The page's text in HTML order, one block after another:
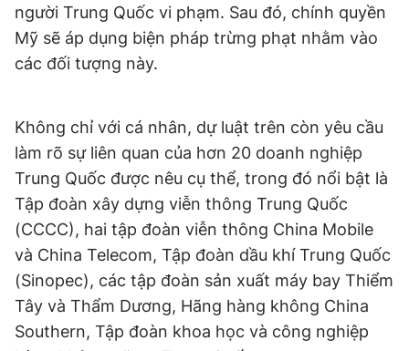
người Trung Quốc vi phạm. Sau đó, chính quyền
Mỹ sẽ áp dụng biện pháp trừng phạt nhằm vào
các đối tượng này.
Không chỉ với cá nhân, dự luật trên còn yêu cầu
làm rõ sự liên quan của hơn 20 doanh nghiệp
Trung Quốc được nêu cụ thể, trong đó nổi bật là
Tập đoàn xây dựng viễn thông Trung Quốc
(CCCC), hai tập đoàn viễn thông China Mobile
và China Telecom, Tập đoàn dầu khí Trung Quốc
(Sinopec), các tập đoàn sản xuất máy bay Thiểm
Tây và Thẩm Dương, Hãng hàng không China
Southern, Tập đoàn khoa học và công nghiệp